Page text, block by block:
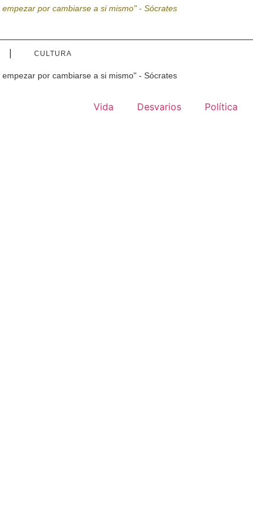
por cambiarse a si mismo" - Sócrates
CULTURA
por cambiarse a si mismo" - Sócrates
Vida Desvarios Política